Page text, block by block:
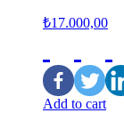
₺17.000,00
Add to cart